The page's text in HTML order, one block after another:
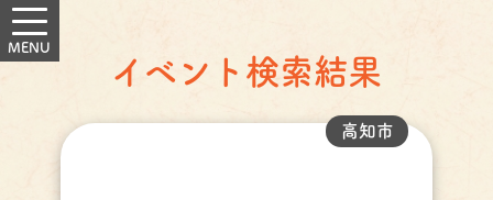
イベント検索結果
高知市